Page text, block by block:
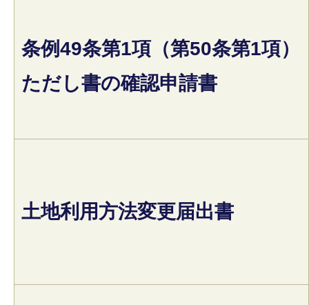
条例49条第1項（第50条第1項）
ただし書の確認申請書
土地利用方法変更届出書